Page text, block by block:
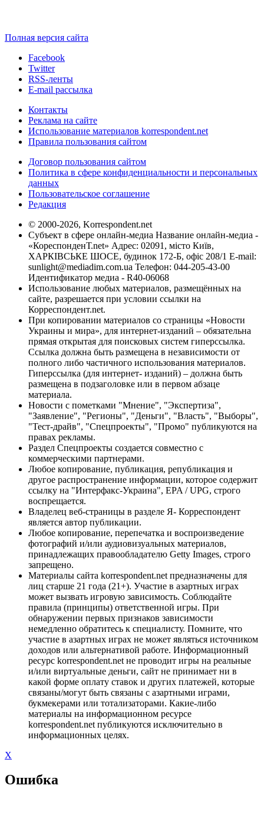
Полная версия сайта
Facebook
Twitter
RSS-ленты
E-mail рассылка
Контакты
Реклама на сайте
Использование материалов korrespondent.net
Правила пользования сайтом
Договор пользования сайтом
Политика в сфере конфиденциальности и персональных
данных
Пользовательское соглашение
Редакция
© 2000-2026, Korrespondent.net
Субъект в сфере онлайн-медиа Название онлайн-медиа -
«КореспонденТ.net» Адрес: 02091, місто Київ,
ХАРКІВСЬКЕ ШОСЕ, будинок 172-Б, офіс 208/1 E-mail:
sunlight@mediadim.com.ua Телефон: 044-205-43-00
Идентификатор медиа - R40-06068
Использование любых материалов, размещённых на
сайте, разрешается при условии ссылки на
Корреспондент.net.
При копировании материалов со страницы «Новости
Украины и мира», для интернет-изданий – обязательна
прямая открытая для поисковых систем гиперссылка.
Ссылка должна быть размещена в независимости от
полного либо частичного использования материалов.
Гиперссылка (для интернет- изданий) – должна быть
размещена в подзаголовке или в первом абзаце
материала.
Новости с пометками "Мнение", "Экспертиза",
"Заявление", "Регионы", "Деньги", "Власть", "Выборы",
"Тест-драйв", "Спецпроекты", "Промо" публикуются на
правах рекламы.
Раздел Спецпроекты создается совместно с
коммерческими партнерами.
Любое копирование, публикация, републикация и
другое распространение информации, которое содержит
ссылку на "Интерфакс-Украина", EPA / UPG, строго
воспрещается.
Владелец веб-страницы в разделе Я- Корреспондент
является автор публикации.
Любое копирование, перепечатка и воспроизведение
фотографий и/или аудиовизуальных материалов,
принадлежащих правообладателю Getty Images, строго
запрещено.
Материалы сайта korrespondent.net предназначены для
лиц старше 21 года (21+). Участие в азартных играх
может вызвать игровую зависимость. Соблюдайте
правила (принципы) ответственной игры. При
обнаружении первых признаков зависимости
немедленно обратитесь к специалисту. Помните, что
участие в азартных играх не может являться источником
доходов или альтернативой работе. Информационный
ресурс korrespondent.net не проводит игры на реальные
и/или виртуальные деньги, сайт не принимает ни в
какой форме оплату ставок и других платежей, которые
связаны/могут быть связаны с азартными играми,
букмекерами или тотализаторами. Какие-либо
материалы на информационном ресурсе
korrespondent.net публикуются исключительно в
информационных целях.
X
Ошибка